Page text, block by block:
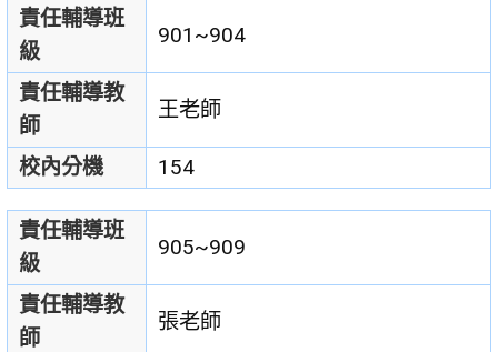
責任輔導班
級
901~904
責任輔導教
師
王老師
校內分機 154
責任輔導班
級
905~909
責任輔導教
師
張老師